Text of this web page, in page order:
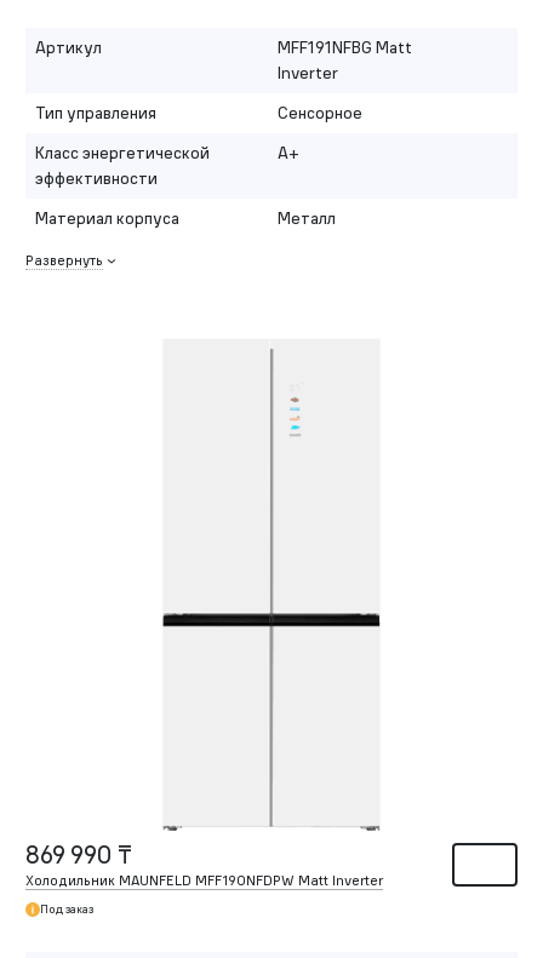
Артикул
MFF191NFBG Matt
Inverter
Тип управления
Сенсорное
Класс энергетической
эффективности
A+
Материал корпуса Металл
Развернуть
869 990 ₸
Холодильник MAUNFELD MFF190NFDPW Matt Inverter
Под заказ